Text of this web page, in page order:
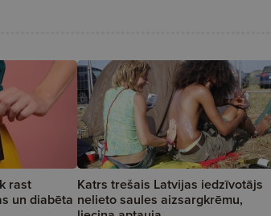
rast
un diabēta
Katrs trešais Latvijas iedzīvotājs
nelieto saules aizsargkrēmu,